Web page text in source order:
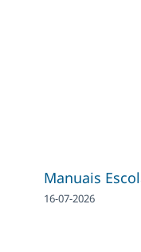
Manuais
16-07-2026